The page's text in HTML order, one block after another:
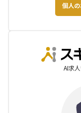
個人
AI求